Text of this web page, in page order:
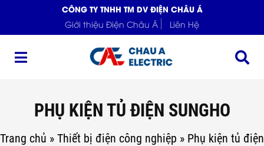
CÔNG TY TNHH TM DV ĐIỆN CHÂU Á
Giới thiệu Điện Châu Á
Liên Hệ
PHỤ KIỆN TỦ ĐIỆN SUNGHO
Trang chủ » Thiết bị điện công nghiệp » Phụ kiện tủ điện